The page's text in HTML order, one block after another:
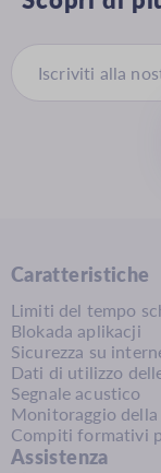
Caratteristiche
Limiti del tempo
Blokada aplikacji
Sicurezza su
Dati di utilizzo
Segnale acustico
Monitoraggio della
Compiti formativi
Assistenza